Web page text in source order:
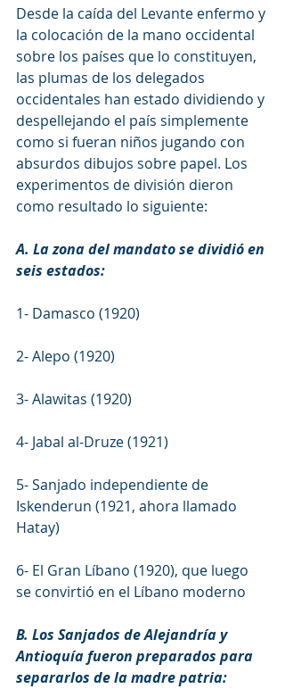
Desde la caída del Levante enfermo y
la colocación de la mano occidental
sobre los países que lo constituyen,
las plumas de los delegados
occidentales han estado dividiendo y
despellejando el país simplemente
como si fueran niños jugando con
absurdos dibujos sobre papel. Los
experimentos de división dieron
como resultado lo siguiente:
A. La zona del mandato se dividió en
seis estados:
1- Damasco (1920)
2- Alepo (1920)
3- Alawitas (1920)
4- Jabal al-Druze (1921)
5- Sanjado independiente de
Iskenderun (1921, ahora llamado
Hatay)
6- El Gran Líbano (1920), que luego
se convirtió en el Líbano moderno
B. Los Sanjados de Alejandría y
Antioquía fueron preparados para
separarlos de la madre patria: